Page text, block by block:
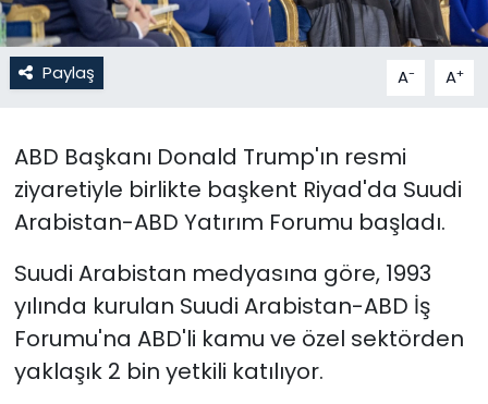
Paylaş A- A+
ABD Başkanı Donald Trump'ın resmi
ziyaretiyle birlikte başkent Riyad'da Suudi
Arabistan-ABD Yatırım Forumu başladı.
Suudi Arabistan medyasına göre, 1993
yılında kurulan Suudi Arabistan-ABD İş
Forumu'na ABD'li kamu ve özel sektörden
yaklaşık 2 bin yetkili katılıyor.
Moda
Nöbetçi Eczaneler
Politika
Spor
Teknoloji